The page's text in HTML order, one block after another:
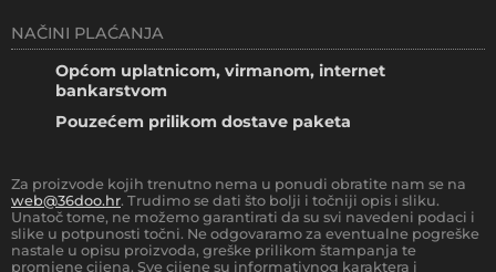
NAČINI PLAĆANJA
Općom uplatnicom, virmanom, internet
bankarstvom
Pouzećem prilikom dostave paketa
Za proizvode kojih trenutno nema u ponudi obratite nam se na
web@36doo.hr. Trudimo se dati što bolji i točniji opis i sliku.
Unatoč tome, ne možemo garantirati da su svi navedeni podaci i
slike u potpunosti točni. Ne odgovaramo za eventualne pogreške
nastale u opisu proizvoda, greške prilikom štampanja te
promjene cijena. Sve cijene su informativnog karaktera i